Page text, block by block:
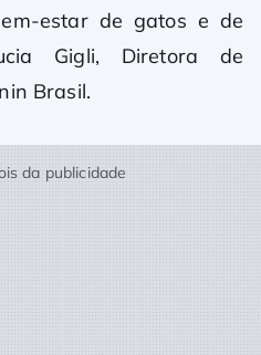
estar de gatos e de
Gigli, Diretora de
Brasil.
da publicidade